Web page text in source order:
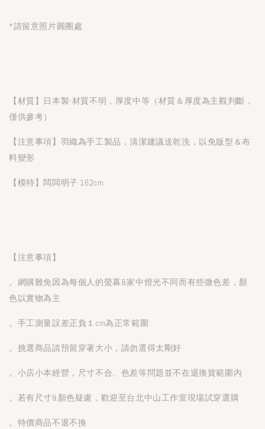
*請留意照片圓圈處
【材質】日本製-材質不明，厚度中等（材質＆厚度為主觀判斷，
僅供參考）
【注意事項】羽織為手工製品，清潔建議送乾洗，以免版型＆布
料變形
【模特】闆闆明子 162cm
【注意事項】
。網購難免因為每個人的螢幕&家中燈光不同而有些微色差，顏
色以實物為主
。手工測量誤差正負１cm為正常範圍
。挑選商品請預留穿著大小，請勿選得太剛好
。小店小本經營，尺寸不合、色差等問題並不在退換貨範圍內
。若有尺寸&顏色疑慮，歡迎至台北中山工作室現場試穿選購
。特價商品不退不換